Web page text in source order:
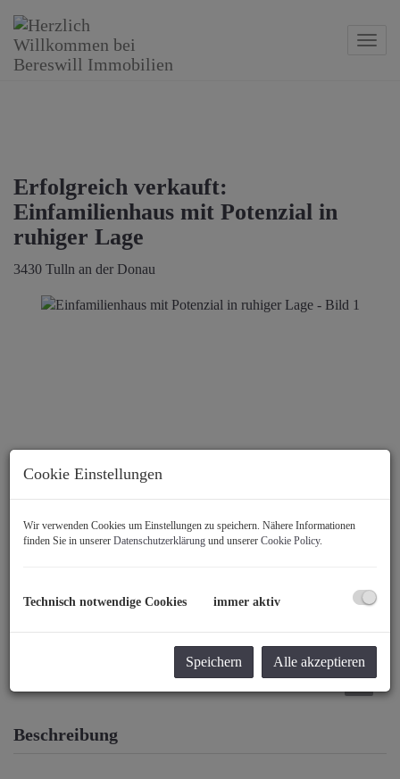
Erfolgreich verkauft:
Einfamilienhaus mit Potenzial in
ruhiger Lage
3430 Tulln an der Donau
Beschreibung
Cookie Einstellungen
Wir verwenden Cookies um Einstellungen zu speichern. Nähere Informationen
finden Sie in unserer Datenschutzerklärung und unserer Cookie Policy.
Technisch notwendige Cookies immer aktiv
Speichern Alle akzeptieren